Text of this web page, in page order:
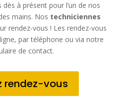
à présent pour l’un de nos
mains. Nos techniciennes
rendez-vous ! Les rendez-vous
par téléphone ou via notre
de contact.
rendez-vous